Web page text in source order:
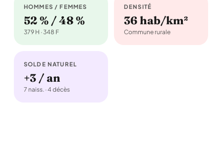
HOMMES / FEMMES
52 % / 48 %
379 H · 348 F
DENSITÉ
36 hab/km²
Commune rurale
SOLDE NATUREL
+3 / an
7 naiss. · 4 décès